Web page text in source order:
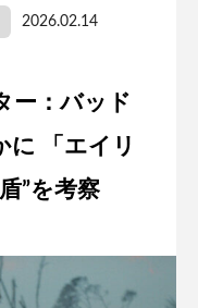
2026.02.14
ー：バッド
に 「エイリ
”を考察